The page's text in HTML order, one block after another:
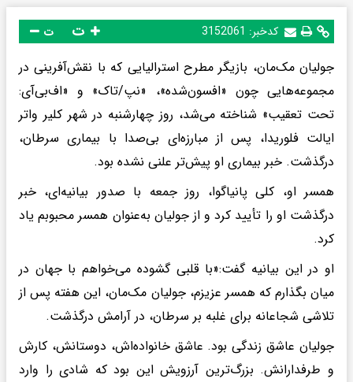
کدخبر: 3152061 ت
جولیان مک‌مان، بازیگر مطرح استرالیایی که با نقش‌آفرینی در
مجموعه‌هایی چون «افسون‌شده»، «نپ/تاک» و «اف‌بی‌آی:
تحت تعقیب‌» شناخته می‌شد، روز چهارشنبه در شهر کلیر واتر
ایالت فلوریدا، پس از مبارزه‌ای بی‌صدا با بیماری سرطان،
درگذشت. خبر بیماری او پیش‌تر علنی نشده بود.
همسر او، کلی پانیاگوا، روز جمعه با صدور بیانیه‌ای، خبر
درگذشت او را تأیید کرد و از جولیان به‌عنوان همسر محبوبم یاد
کرد.
او در این بیانیه گفت:«با قلبی گشوده می‌خواهم با جهان در
میان بگذارم که همسر عزیزم، جولیان مک‌مان، این هفته پس از
تلاشی شجاعانه برای غلبه بر سرطان، در آرامش درگذشت.
جولیان عاشق زندگی بود. عاشق خانواده‌اش، دوستانش، کارش
و طرفدارانش. بزرگ‌ترین آرزویش این بود که شادی را وارد